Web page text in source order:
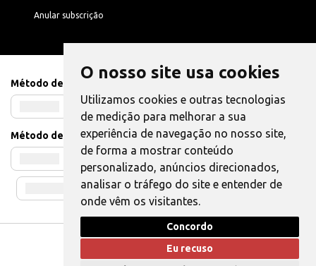
O nosso site usa cookies
Utilizamos cookies e outras tecnologias
de medição para melhorar a sua
experiência de navegação no nosso site,
de forma a mostrar conteúdo
personalizado, anúncios direcionados,
analisar o tráfego do site e entender de
onde vêm os visitantes.
Concordo
Eu recuso
Anular subscrição
Método de Pagamento
Método de Envio
Livro de Reclamações | Também pode Elogiar
WATT © 2025. Todos os direitos reservados.